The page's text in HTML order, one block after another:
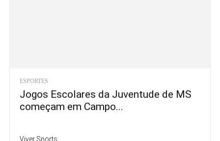
ESPORTES
Jogos Escolares da Juventude de MS
começam em Campo...
Viver Sports